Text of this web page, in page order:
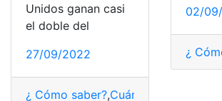
Unidos ganan casi
el doble del
27/09/2022
¿ Cómo saber?,Cuánto
02/
¿